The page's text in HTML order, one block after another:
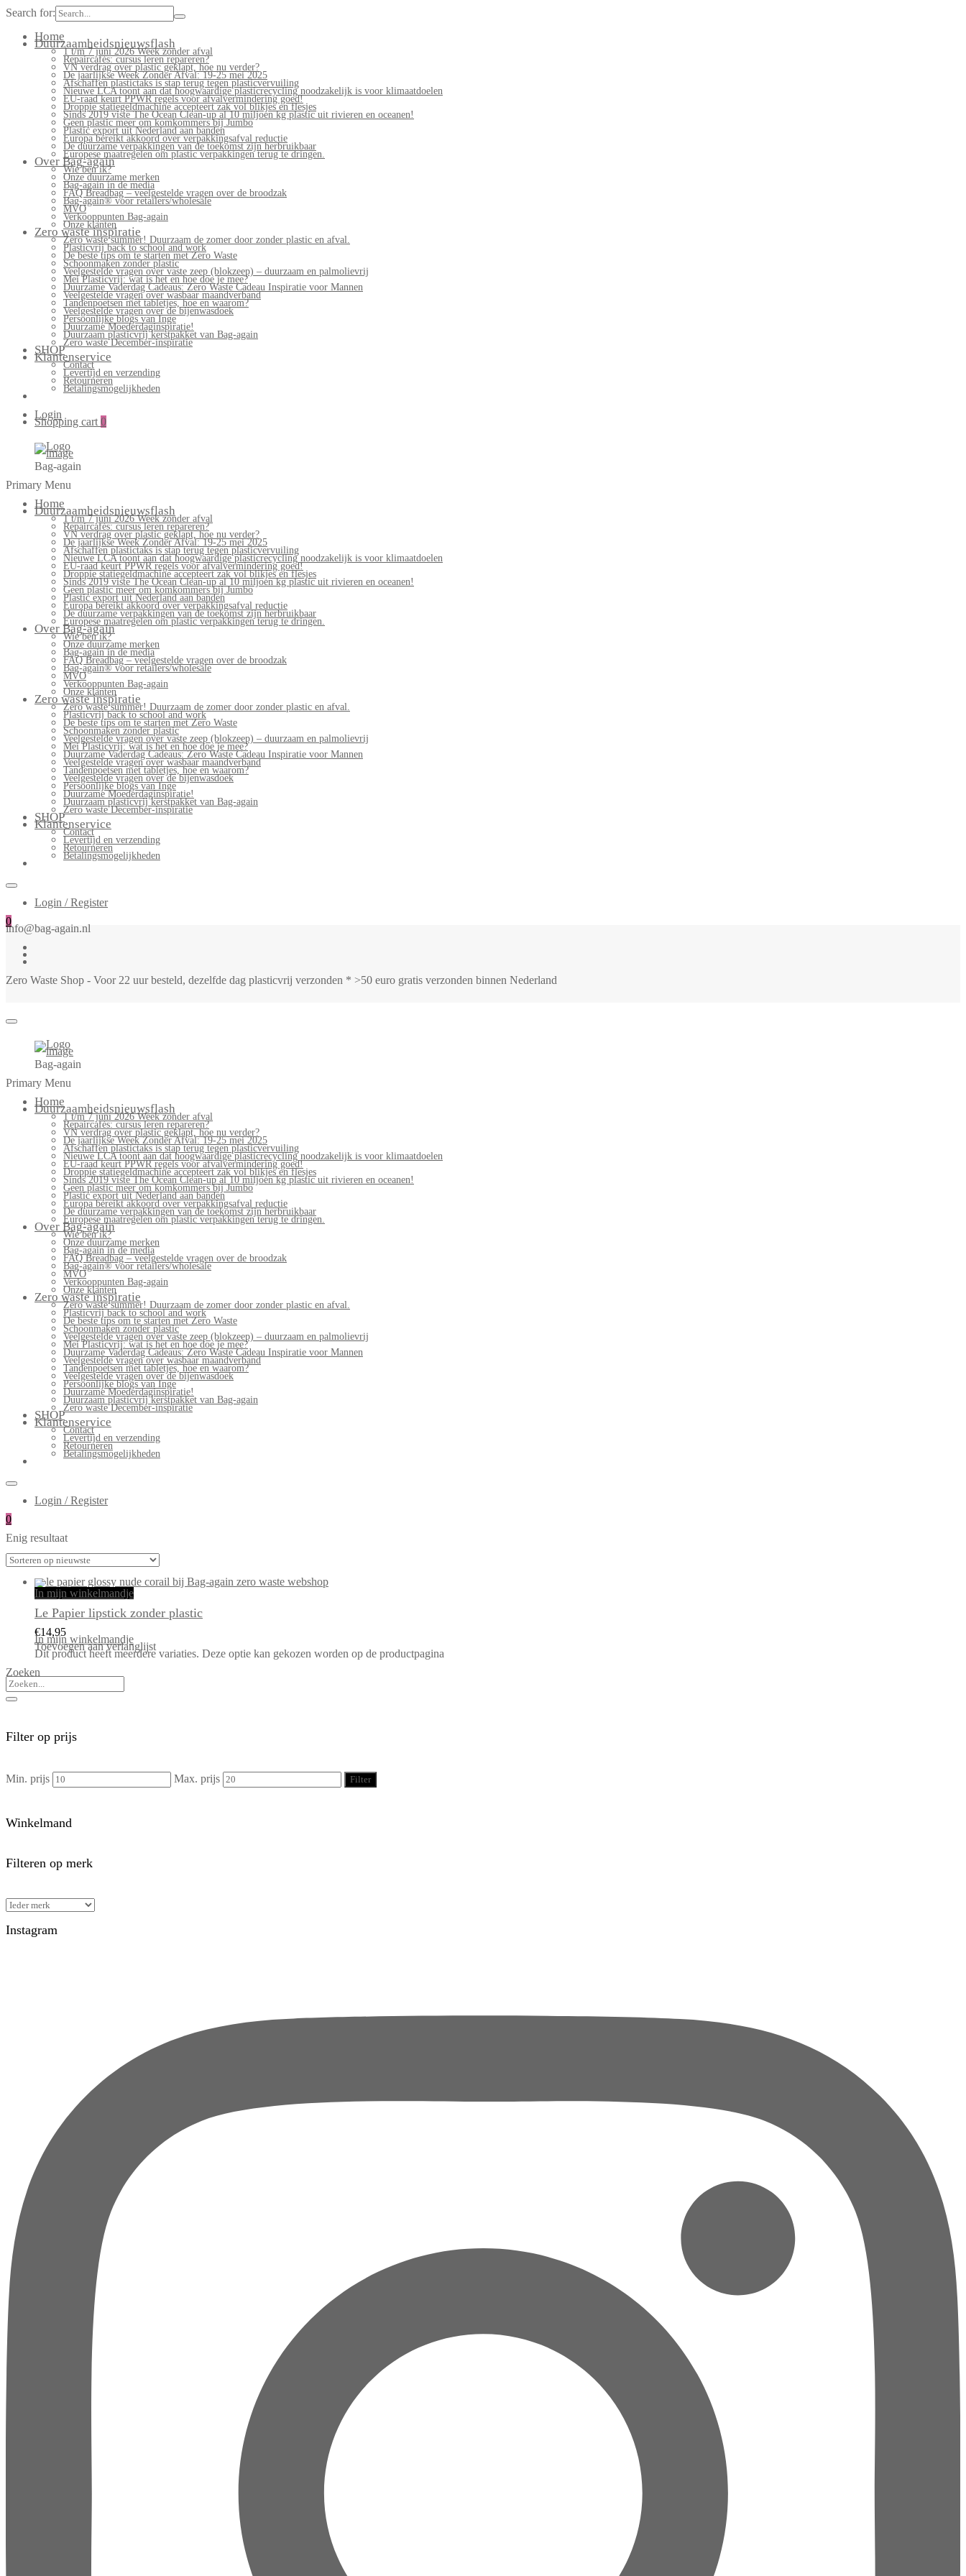
Search for:
Home
Duurzaamheidsnieuwsflash
1 t/m 7 juni 2026 Week zonder afval
Repaircafés: cursus leren repareren?
VN verdrag over plastic geklapt, hoe nu verder?
De jaarlijkse Week Zonder Afval: 19-25 mei 2025
Afschaffen plastictaks is stap terug tegen plasticvervuiling
Nieuwe LCA toont aan dat hoogwaardige plasticrecycling noodzakelijk is voor klimaatdoelen
EU-raad keurt PPWR regels voor afvalvermindering goed!
Droppie statiegeldmachine accepteert zak vol blikjes en flesjes
Sinds 2019 viste The Ocean Clean-up al 10 miljoen kg plastic uit rivieren en oceanen!
Geen plastic meer om komkommers bij Jumbo
Plastic export uit Nederland aan banden
Europa bereikt akkoord over verpakkingsafval reductie
De duurzame verpakkingen van de toekomst zijn herbruikbaar
Europese maatregelen om plastic verpakkingen terug te dringen.
Over Bag-again
Wie ben ik?
Onze duurzame merken
Bag-again in de media
FAQ Breadbag – veelgestelde vragen over de broodzak
Bag-again® voor retailers/wholesale
MVO
Verkooppunten Bag-again
Onze klanten
Zero waste inspiratie
Zero waste summer! Duurzaam de zomer door zonder plastic en afval.
Plasticvrij back to school and work
De beste tips om te starten met Zero Waste
Schoonmaken zonder plastic
Veelgestelde vragen over vaste zeep (blokzeep) – duurzaam en palmolievrij
Mei Plasticvrij: wat is het en hoe doe je mee?
Duurzame Vaderdag Cadeaus: Zero Waste Cadeau Inspiratie voor Mannen
Veelgestelde vragen over wasbaar maandverband
Tandenpoetsen met tabletjes, hoe en waarom?
Veelgestelde vragen over de bijenwasdoek
Persoonlijke blogs van Inge
Duurzame Moederdaginspiratie!
Duurzaam plasticvrij kerstpakket van Bag-again
Zero waste December-inspiratie
SHOP
Klantenservice
Contact
Levertijd en verzending
Retourneren
Betalingsmogelijkheden
Login
Shopping cart 0
Bag-again
Primary Menu
Home
Duurzaamheidsnieuwsflash
1 t/m 7 juni 2026 Week zonder afval
Repaircafés: cursus leren repareren?
VN verdrag over plastic geklapt, hoe nu verder?
De jaarlijkse Week Zonder Afval: 19-25 mei 2025
Afschaffen plastictaks is stap terug tegen plasticvervuiling
Nieuwe LCA toont aan dat hoogwaardige plasticrecycling noodzakelijk is voor klimaatdoelen
EU-raad keurt PPWR regels voor afvalvermindering goed!
Droppie statiegeldmachine accepteert zak vol blikjes en flesjes
Sinds 2019 viste The Ocean Clean-up al 10 miljoen kg plastic uit rivieren en oceanen!
Geen plastic meer om komkommers bij Jumbo
Plastic export uit Nederland aan banden
Europa bereikt akkoord over verpakkingsafval reductie
De duurzame verpakkingen van de toekomst zijn herbruikbaar
Europese maatregelen om plastic verpakkingen terug te dringen.
Over Bag-again
Wie ben ik?
Onze duurzame merken
Bag-again in de media
FAQ Breadbag – veelgestelde vragen over de broodzak
Bag-again® voor retailers/wholesale
MVO
Verkooppunten Bag-again
Onze klanten
Zero waste inspiratie
Zero waste summer! Duurzaam de zomer door zonder plastic en afval.
Plasticvrij back to school and work
De beste tips om te starten met Zero Waste
Schoonmaken zonder plastic
Veelgestelde vragen over vaste zeep (blokzeep) – duurzaam en palmolievrij
Mei Plasticvrij: wat is het en hoe doe je mee?
Duurzame Vaderdag Cadeaus: Zero Waste Cadeau Inspiratie voor Mannen
Veelgestelde vragen over wasbaar maandverband
Tandenpoetsen met tabletjes, hoe en waarom?
Veelgestelde vragen over de bijenwasdoek
Persoonlijke blogs van Inge
Duurzame Moederdaginspiratie!
Duurzaam plasticvrij kerstpakket van Bag-again
Zero waste December-inspiratie
SHOP
Klantenservice
Contact
Levertijd en verzending
Retourneren
Betalingsmogelijkheden
Login / Register
0
info@bag-again.nl
Zero Waste Shop - Voor 22 uur besteld, dezelfde dag plasticvrij verzonden * >50 euro gratis verzonden binnen Nederland
Bag-again
Primary Menu
Home
Duurzaamheidsnieuwsflash
1 t/m 7 juni 2026 Week zonder afval
Repaircafés: cursus leren repareren?
VN verdrag over plastic geklapt, hoe nu verder?
De jaarlijkse Week Zonder Afval: 19-25 mei 2025
Afschaffen plastictaks is stap terug tegen plasticvervuiling
Nieuwe LCA toont aan dat hoogwaardige plasticrecycling noodzakelijk is voor klimaatdoelen
EU-raad keurt PPWR regels voor afvalvermindering goed!
Droppie statiegeldmachine accepteert zak vol blikjes en flesjes
Sinds 2019 viste The Ocean Clean-up al 10 miljoen kg plastic uit rivieren en oceanen!
Geen plastic meer om komkommers bij Jumbo
Plastic export uit Nederland aan banden
Europa bereikt akkoord over verpakkingsafval reductie
De duurzame verpakkingen van de toekomst zijn herbruikbaar
Europese maatregelen om plastic verpakkingen terug te dringen.
Over Bag-again
Wie ben ik?
Onze duurzame merken
Bag-again in de media
FAQ Breadbag – veelgestelde vragen over de broodzak
Bag-again® voor retailers/wholesale
MVO
Verkooppunten Bag-again
Onze klanten
Zero waste inspiratie
Zero waste summer! Duurzaam de zomer door zonder plastic en afval.
Plasticvrij back to school and work
De beste tips om te starten met Zero Waste
Schoonmaken zonder plastic
Veelgestelde vragen over vaste zeep (blokzeep) – duurzaam en palmolievrij
Mei Plasticvrij: wat is het en hoe doe je mee?
Duurzame Vaderdag Cadeaus: Zero Waste Cadeau Inspiratie voor Mannen
Veelgestelde vragen over wasbaar maandverband
Tandenpoetsen met tabletjes, hoe en waarom?
Veelgestelde vragen over de bijenwasdoek
Persoonlijke blogs van Inge
Duurzame Moederdaginspiratie!
Duurzaam plasticvrij kerstpakket van Bag-again
Zero waste December-inspiratie
SHOP
Klantenservice
Contact
Levertijd en verzending
Retourneren
Betalingsmogelijkheden
Login / Register
0
Enig resultaat
In mijn winkelmandje
Le Papier lipstick zonder plastic
€14,95
In mijn winkelmandje
Toevoegen aan verlanglijst
Dit product heeft meerdere variaties. Deze optie kan gekozen worden op de productpagina
Zoeken
Filter op prijs
Min. prijs Max. prijs Filter
Winkelmand
Filteren op merk
Instagram